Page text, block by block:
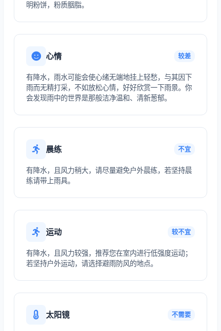
明粉饼，粉质胭脂。
心情 较差
有降水，雨水可能会使心绪无端地挂上轻愁，与其因下
雨而无精打采，不如放松心情，好好欣赏一下雨景。你
会发现雨中的世界是那般洁净温和、清新葱郁。
晨练 不宜
有降水，且风力稍大，请尽量避免户外晨练，若坚持晨
练请带上雨具。
运动 较不宜
有降水，且风力较强，推荐您在室内进行低强度运动；
若坚持户外运动，请选择避雨防风的地点。
太阳镜 不需要